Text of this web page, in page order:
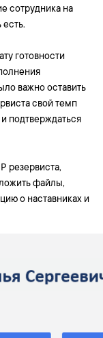
сотрудника на
готовности
важно оставить
свой темп
подтверждаться
резервиста,
файлы,
о наставниках и